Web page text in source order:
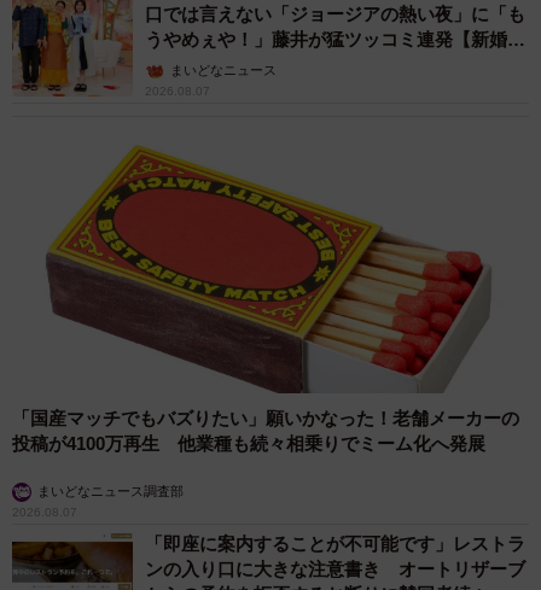
口では言えない「ジョージアの熱い夜」に「も
うやめぇや！」藤井が猛ツッコミ連発【新婚さ
ん】まいどなニュース
2026.08.07
「国産マッチでもバズりたい」願いかなった！老舗メーカーの
投稿が4100万再生 他業種も続々相乗りでミーム化へ発展
まいどなニュース調査部
2026.08.07
「即座に案内することが不可能です」レストラ
ンの入り口に大きな注意書き オートリザーブ